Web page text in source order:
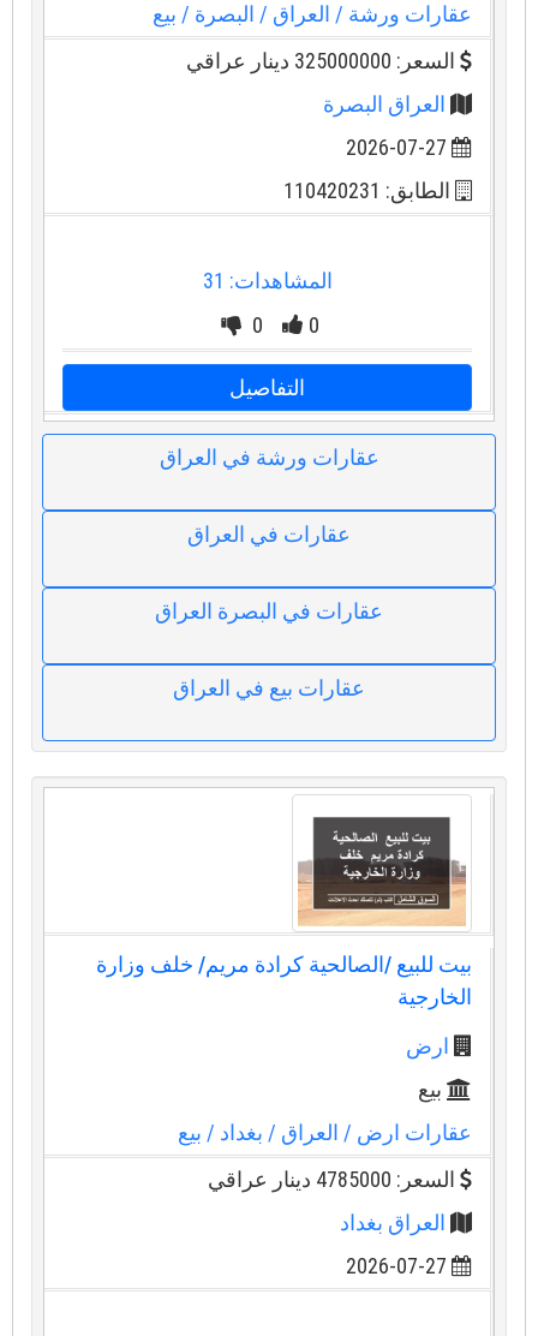
عقارات ورشة/ العراق/ البصرة/ بيع
السعر: 325000000 دينار عراقي
العراق البصرة
2026-07-27
الطابق: 110420231
المشاهدات: 31
0
0
التفاصيل
عقارات ورشة في العراق
عقارات في العراق
عقارات في البصرة العراق
عقارات بيع في العراق
بيت للبيع /الصالحية كرادة مريم/ خلف وزارة
الخارجية
ارض
بيع
عقارات ارض / العراق/ بغداد/ بيع
السعر: 4785000 دينار عراقي
العراق بغداد
2026-07-27